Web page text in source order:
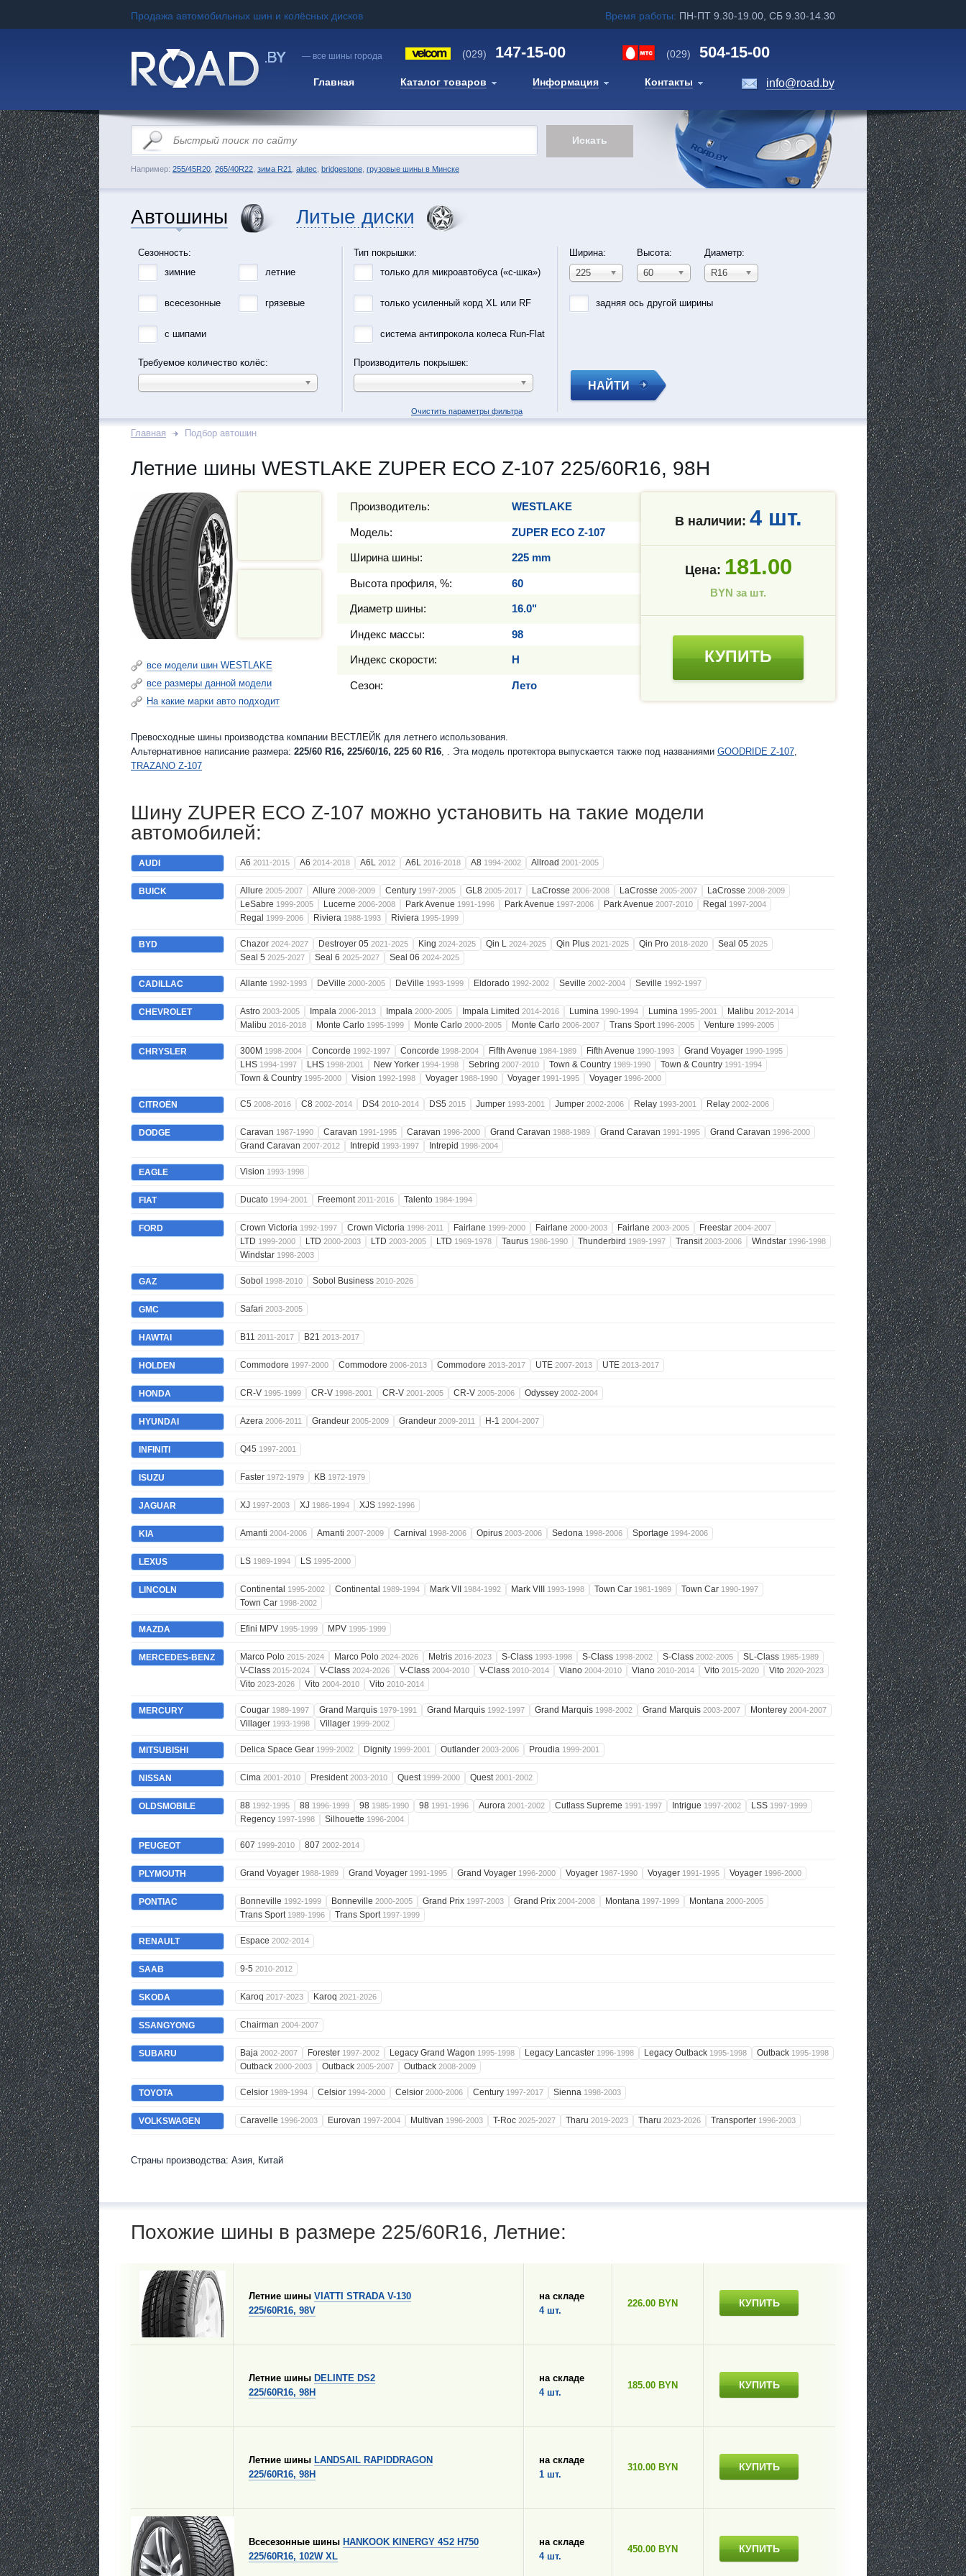
Продажа автомобильных шин и колёсных дисков Время работы: ПН-ПТ 9.30-19.00, СБ 9.30-14.30
— все шины города (029) 147-15-00 (029) 504-15-00
Главная Каталог товаров Информация Контакты info@road.by
Например: 255/45R20 265/40R22 зима R21 alutec bridgestone грузовые шины в Минске
Автошины Литые диски
Сезонность:
зимние
летние
всесезонные грязевые
с шипами
Требуемое количество колёс:
Тип покрышки:
только для микроавтобуса («с-шка»)
только усиленный корд XL или RF
система антипрокола колеса Run-Flat
Производитель покрышек:
Ширина:
225
Высота:
60
Диаметр:
R16
задняя ось другой ширины
НАЙТИ
Очистить параметры фильтра
Главная Подбор автошин
Летние шины WESTLAKE ZUPER ECO Z-107 225/60R16, 98H
все модели шин WESTLAKE
все размеры данной модели
На какие марки авто подходит
Производитель: WESTLAKE
Модель: ZUPER ECO Z-107
Ширина шины: 225 mm
Высота профиля, %: 60
Диаметр шины: 16.0"
Индекс массы: 98
Индекс скорости: H
Сезон: Лето
В наличии: 4 шт.
Цена: 181.00
BYN за шт.
КУПИТЬ
Превосходные шины производства компании ВЕСТЛЕЙК для летнего использования.
Альтернативное написание размера: 225/60 R16, 225/60/16, 225 60 R16, . Эта модель протектора выпускается также под названиями GOODRIDE Z-107,
TRAZANO Z-107
Шину ZUPER ECO Z-107 можно установить на такие модели
автомобилей:
AUDI A6 2011-2015 A6 2014-2018 A6L 2012 A6L 2016-2018 A8 1994-2002 Allroad 2001-2005
BUICK Allure 2005-2007 Allure 2008-2009 Century 1997-2005 GL8 2005-2017 LaCrosse 2006-2008 LaCrosse 2005-2007 LaCrosse 2008-2009
LeSabre 1999-2005 Lucerne 2006-2008 Park Avenue 1991-1996 Park Avenue 1997-2006 Park Avenue 2007-2010 Regal 1997-2004
Regal 1999-2006 Riviera 1988-1993 Riviera 1995-1999
BYD Chazor 2024-2027 Destroyer 05 2021-2025 King 2024-2025 Qin L 2024-2025 Qin Plus 2021-2025 Qin Pro 2018-2020 Seal 05 2025
Seal 5 2025-2027 Seal 6 2025-2027 Seal 06 2024-2025
CADILLAC Allante 1992-1993 DeVille 2000-2005 DeVille 1993-1999 Eldorado 1992-2002 Seville 2002-2004 Seville 1992-1997
CHEVROLET Astro 2003-2005 Impala 2006-2013 Impala 2000-2005 Impala Limited 2014-2016 Lumina 1990-1994 Lumina 1995-2001 Malibu 2012-2014
Malibu 2016-2018 Monte Carlo 1995-1999 Monte Carlo 2000-2005 Monte Carlo 2006-2007 Trans Sport 1996-2005 Venture 1999-2005
CHRYSLER 300M 1998-2004 Concorde 1992-1997 Concorde 1998-2004 Fifth Avenue 1984-1989 Fifth Avenue 1990-1993 Grand Voyager 1990-1995
LHS 1994-1997 LHS 1998-2001 New Yorker 1994-1998 Sebring 2007-2010 Town & Country 1989-1990 Town & Country 1991-1994
Town & Country 1995-2000 Vision 1992-1998 Voyager 1988-1990 Voyager 1991-1995 Voyager 1996-2000
CITROËN C5 2008-2016 C8 2002-2014 DS4 2010-2014 DS5 2015 Jumper 1993-2001 Jumper 2002-2006 Relay 1993-2001 Relay 2002-2006
DODGE Caravan 1987-1990 Caravan 1991-1995 Caravan 1996-2000 Grand Caravan 1988-1989 Grand Caravan 1991-1995 Grand Caravan 1996-2000
Grand Caravan 2007-2012 Intrepid 1993-1997 Intrepid 1998-2004
EAGLE Vision 1993-1998
FIAT Ducato 1994-2001 Freemont2011-2016 Talento 1984-1994
FORD Crown Victoria 1992-1997 Crown Victoria 1998-2011 Fairlane 1999-2000 Fairlane 2000-2003 Fairlane 2003-2005 Freestar 2004-2007
LTD 1999-2000 LTD 2000-2003 LTD 2003-2005 LTD 1969-1978 Taurus 1986-1990 Thunderbird 1989-1997 Transit2003-2006 Windstar 1996-1998
Windstar 1998-2003
GAZ Sobol 1998-2010 Sobol Business 2010-2026
GMC Safari 2003-2005
HAWTAI B11 2011-2017 B21 2013-2017
HOLDEN Commodore 1997-2000 Commodore 2006-2013 Commodore 2013-2017 UTE 2007-2013 UTE 2013-2017
HONDA CR-V 1995-1999 CR-V 1998-2001 CR-V 2001-2005 CR-V 2005-2006 Odyssey 2002-2004
HYUNDAI Azera 2006-2011 Grandeur 2005-2009 Grandeur 2009-2011 H-1 2004-2007
INFINITI Q45 1997-2001
ISUZU Faster 1972-1979 KB 1972-1979
JAGUAR XJ 1997-2003 XJ 1986-1994 XJS 1992-1996
KIA Amanti 2004-2006 Amanti 2007-2009 Carnival 1998-2006 Opirus 2003-2006 Sedona 1998-2006 Sportage 1994-2006
LEXUS LS 1989-1994 LS 1995-2000
LINCOLN Continental 1995-2002 Continental 1989-1994 Mark VII 1984-1992 Mark VIII 1993-1998 Town Car 1981-1989 Town Car 1990-1997
Town Car 1998-2002
MAZDA Efini MPV 1995-1999 MPV 1995-1999
MERCEDES-BENZ Marco Polo 2015-2024 Marco Polo 2024-2026 Metris 2016-2023 S-Class 1993-1998 S-Class 1998-2002 S-Class 2002-2005 SL-Class 1985-1989
V-Class 2015-2024 V-Class 2024-2026 V-Class 2004-2010 V-Class 2010-2014 Viano 2004-2010 Viano 2010-2014 Vito 2015-2020 Vito 2020-2023
Vito 2023-2026 Vito 2004-2010 Vito 2010-2014
MERCURY Cougar 1989-1997 Grand Marquis 1979-1991 Grand Marquis 1992-1997 Grand Marquis 1998-2002 Grand Marquis 2003-2007 Monterey 2004-2007
Villager 1993-1998 Villager 1999-2002
MITSUBISHI Delica Space Gear 1999-2002 Dignity 1999-2001 Outlander 2003-2006 Proudia 1999-2001
NISSAN Cima 2001-2010 President2003-2010 Quest 1999-2000 Quest2001-2002
OLDSMOBILE 88 1992-1995 88 1996-1999 98 1985-1990 98 1991-1996 Aurora 2001-2002 Cutlass Supreme 1991-1997 Intrigue 1997-2002 LSS 1997-1999
Regency 1997-1998 Silhouette 1996-2004
PEUGEOT 607 1999-2010 807 2002-2014
PLYMOUTH Grand Voyager 1988-1989 Grand Voyager 1991-1995 Grand Voyager 1996-2000 Voyager 1987-1990 Voyager 1991-1995 Voyager 1996-2000
PONTIAC Bonneville 1992-1999 Bonneville 2000-2005 Grand Prix 1997-2003 Grand Prix 2004-2008 Montana 1997-1999 Montana 2000-2005
Trans Sport 1989-1996 Trans Sport 1997-1999
RENAULT Espace 2002-2014
SAAB 9-5 2010-2012
SKODA Karoq 2017-2023 Karoq 2021-2026
SSANGYONG Chairman 2004-2007
SUBARU Baja 2002-2007 Forester 1997-2002 Legacy Grand Wagon 1995-1998 Legacy Lancaster 1996-1998 Legacy Outback 1995-1998 Outback 1995-1998
Outback 2000-2003 Outback 2005-2007 Outback 2008-2009
TOYOTA Celsior 1989-1994 Celsior 1994-2000 Celsior 2000-2006 Century 1997-2017 Sienna 1998-2003
VOLKSWAGEN Caravelle 1996-2003 Eurovan 1997-2004 Multivan 1996-2003 T-Roc 2025-2027 Tharu 2019-2023 Tharu 2023-2026 Transporter 1996-2003
Страны производства: Азия, Китай
Похожие шины в размере 225/60R16, Летние:
Летние шины VIATTI STRADA V-130
225/60R16, 98V
на складе
4 шт.
226.00 BYN КУПИТЬ
Летние шины DELINTE DS2
225/60R16, 98H
на складе
4 шт.
185.00 BYN КУПИТЬ
Летние шины LANDSAIL RAPIDDRAGON
225/60R16, 98H
на складе
1 шт.
310.00 BYN КУПИТЬ
Всесезонные шины HANKOOK KINERGY 4S2 H750
225/60R16, 102W XL
на складе
4 шт.
450.00 BYN КУПИТЬ